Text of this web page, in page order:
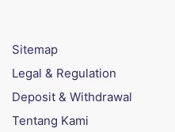
Sitemap
Legal & Regulation
Deposit & Withdrawal
Tentang Kami